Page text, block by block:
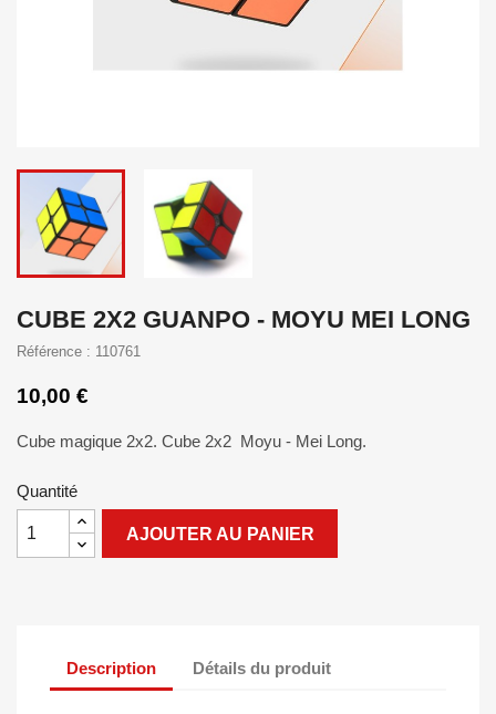
CUBE 2X2 GUANPO - MOYU MEI LONG
Référence : 110761
10,00 €
Cube magique 2x2. Cube 2x2 Moyu - Mei Long.
Quantité
AJOUTER AU PANIER
Description Détails du produit